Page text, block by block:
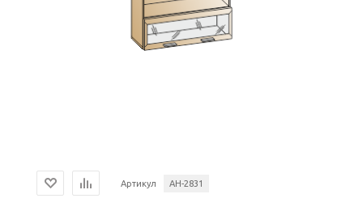
Артикул АН-2831